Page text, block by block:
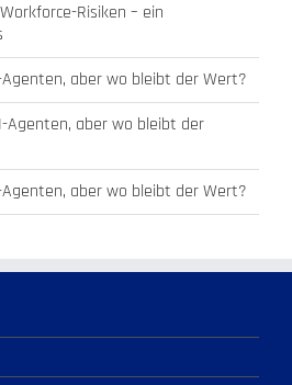
Workforce-Risiken – ein
Agenten, aber wo bleibt der Wert?
Agenten, aber wo bleibt der
Agenten, aber wo bleibt der Wert?